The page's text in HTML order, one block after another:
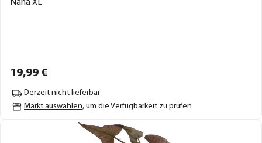
Nana XL
19,99 €
Derzeit nicht lieferbar
Markt auswählen, um die Verfügbarkeit zu prüfen